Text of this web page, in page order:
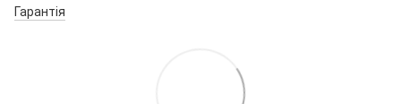
Гарантія